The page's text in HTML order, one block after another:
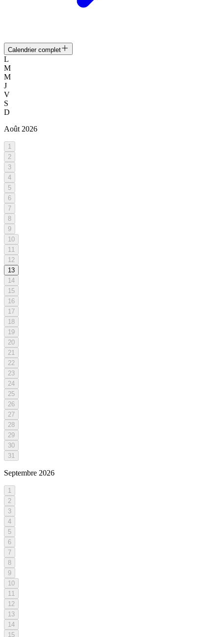
Calendrier complet
L
M
M
J
V
S
D
Août 2026
1
2
3
4
5
6
7
8
9
10
11
12
13
14
15
16
17
18
19
20
21
22
23
24
25
26
27
28
29
30
31
Septembre 2026
1
2
3
4
5
6
7
8
9
10
11
12
13
14
15